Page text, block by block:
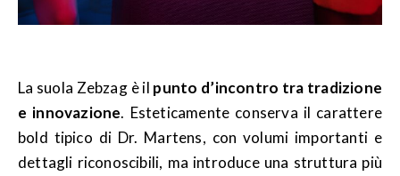
La suola Zebzag è il punto d’incontro tra tradizione
e innovazione. Esteticamente conserva il carattere
bold tipico di Dr. Martens, con volumi importanti e
dettagli riconoscibili, ma introduce una struttura più